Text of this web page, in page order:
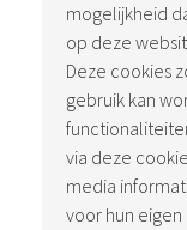
mogelijkheid
op deze
Deze cookies
gebruik kan
via deze
media
voor hun